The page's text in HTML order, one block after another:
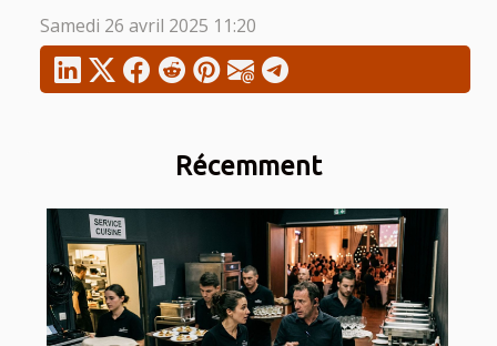
Récemment
Samedi 26 avril 2025 11:20